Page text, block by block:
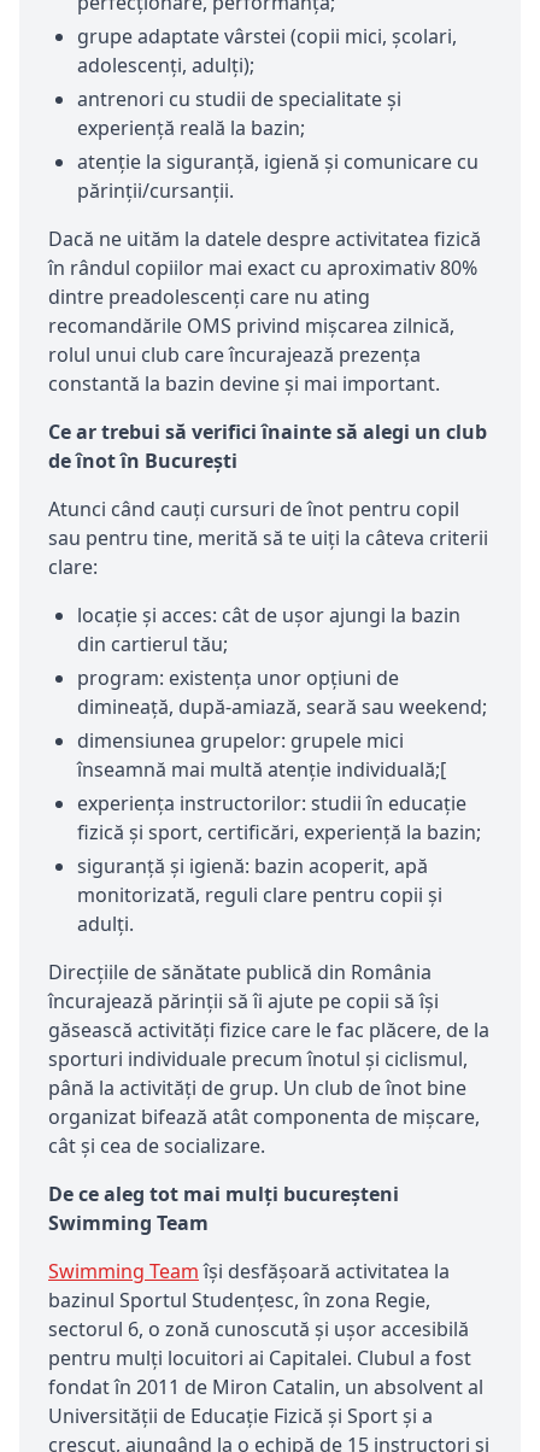
grupe adaptate vârstei (copii mici, școlari,
adolescenți, adulți);
antrenori cu studii de specialitate și
experiență reală la bazin;
atenție la siguranță, igienă și comunicare cu
părinții/cursanții.
Dacă ne uităm la datele despre activitatea fizică
în rândul copiilor mai exact cu aproximativ 80%
dintre preadolescenți care nu ating
recomandările OMS privind mișcarea zilnică,
rolul unui club care încurajează prezența
constantă la bazin devine și mai important.
Ce ar trebui să verifici înainte să alegi un club
de înot în București
Atunci când cauți cursuri de înot pentru copil
sau pentru tine, merită să te uiți la câteva criterii
clare:
locație și acces: cât de ușor ajungi la bazin
din cartierul tău;
program: existența unor opțiuni de
dimineață, după-amiază, seară sau weekend;
dimensiunea grupelor: grupele mici
înseamnă mai multă atenție individuală;[
experiența instructorilor: studii în educație
fizică și sport, certificări, experiență la bazin;
siguranță și igienă: bazin acoperit, apă
monitorizată, reguli clare pentru copii și
adulți.
Direcțiile de sănătate publică din România
încurajează părinții să îi ajute pe copii să își
găsească activități fizice care le fac plăcere, de la
sporturi individuale precum înotul și ciclismul,
până la activități de grup. Un club de înot bine
organizat bifează atât componenta de mișcare,
cât și cea de socializare.
De ce aleg tot mai mulți bucureșteni
Swimming Team
Swimming Teamîși desfășoară activitatea la
bazinul Sportul Studențesc, în zona Regie,
sectorul 6, o zonă cunoscută și ușor accesibilă
pentru mulți locuitori ai Capitalei. Clubul a fost
fondat în 2011 de Miron Catalin, un absolvent al
Universității de Educație Fizică și Sport și a
crescut, ajungând la o echipă de 15 instructori și